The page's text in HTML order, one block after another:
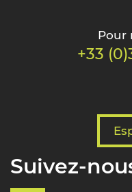
Pour
+33
Suivez-